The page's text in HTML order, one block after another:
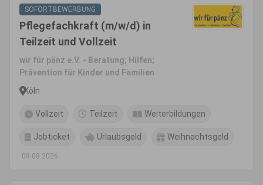
SOFORTBEWERBUNG
Pflegefachkraft (m/w/d) in
Teilzeit und Vollzeit
wir für pänz e.V. - Beratung; Hilfen;
Prävention für Kinder und Familien
Köln
Vollzeit Teilzeit Weiterbildungen
Jobticket Urlaubsgeld Weihnachtsgeld
08.08.2026